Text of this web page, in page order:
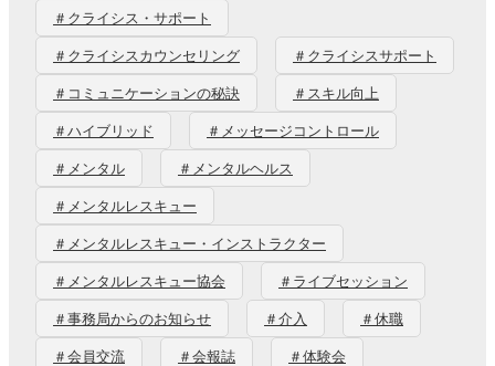
＃クライシス・サポート
＃クライシスカウンセリング ＃クライシスサポート
＃コミュニケーションの秘訣 ＃スキル向上
＃ハイブリッド ＃メッセージコントロール
＃メンタル ＃メンタルヘルス
＃メンタルレスキュー
＃メンタルレスキュー・インストラクター
＃メンタルレスキュー協会 ＃ライブセッション
＃事務局からのお知らせ ＃介入 ＃休職
＃会員交流 ＃会報誌 ＃体験会